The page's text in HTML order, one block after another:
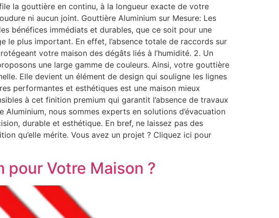
la gouttière en continu, à la longueur exacte de votre
ni aucun joint. Gouttière Aluminium sur Mesure: Les
bénéfices immédiats et durables, que ce soit pour une
le plus important. En effet, l’absence totale de raccords sur
votre maison des dégâts liés à l’humidité. 2. Un
une large gamme de couleurs. Ainsi, votre gouttière
Elle devient un élément de design qui souligne les lignes
performantes et esthétiques est une maison mieux
à cet finition premium qui garantit l’absence de travaux
Aluminium, nous sommes experts en solutions d’évacuation
durable et esthétique. En bref, ne laissez pas des
qu’elle mérite. Vous avez un projet ? Cliquez ici pour
pour Votre Maison ?